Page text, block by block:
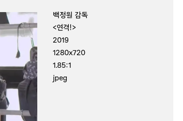
백정원 감독
<연격!>
2019
1280x720
1.85:1
jpeg